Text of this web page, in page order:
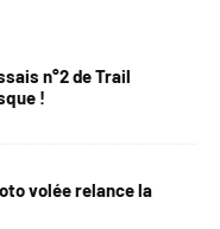
n°2 de Trail
!
volée relance la